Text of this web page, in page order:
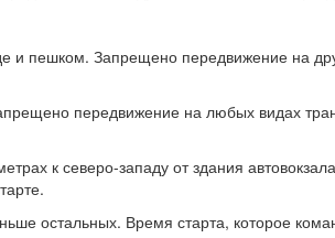
и пешком. Запрещено передвижение на
передвижение на любых видах
к северо-западу от здания
остальных. Время старта, которое